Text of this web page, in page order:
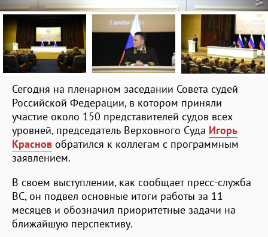
Сегодня на пленарном заседании Совета судей
Российской Федерации, в котором приняли
участие около 150 представителей судов всех
уровней, председатель Верховного Суда Игорь
Краснов обратился к коллегам с программным
заявлением.
В своем выступлении, как сообщает пресс-служба
ВС, он подвел основные итоги работы за 11
месяцев и обозначил приоритетные задачи на
ближайшую перспективу.